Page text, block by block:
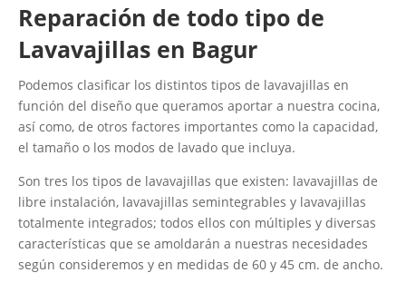
Reparación de todo tipo de
Lavavajillas en Bagur
Podemos clasificar los distintos tipos de lavavajillas en
función del diseño que queramos aportar a nuestra cocina,
así como, de otros factores importantes como la capacidad,
el tamaño o los modos de lavado que incluya.
Son tres los tipos de lavavajillas que existen: lavavajillas de
libre instalación, lavavajillas semintegrables y lavavajillas
totalmente integrados; todos ellos con múltiples y diversas
características que se amoldarán a nuestras necesidades
según consideremos y en medidas de 60 y 45 cm. de ancho.